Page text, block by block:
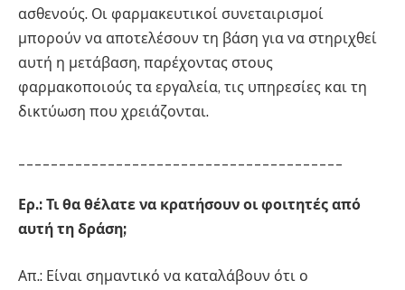
ασθενούς. Οι φαρμακευτικοί συνεταιρισμοί
μπορούν να αποτελέσουν τη βάση για να στηριχθεί
αυτή η μετάβαση, παρέχοντας στους
φαρμακοποιούς τα εργαλεία, τις υπηρεσίες και τη
δικτύωση που χρειάζονται.
Ερ.: Τι θα θέλατε να κρατήσουν οι φοιτητές από
αυτή τη δράση;
Απ.: Είναι σημαντικό να καταλάβουν ότι ο